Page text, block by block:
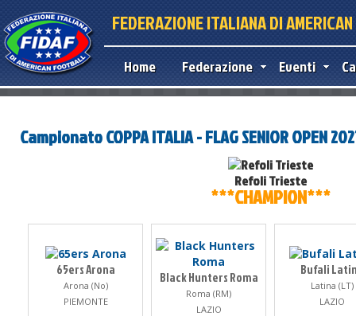
FEDERAZIONE ITALIANA DI
Home Federazione Eventi
Campionato COPPA ITALIA - FLAG SENIOR OPEN
Refoli Trieste
***CHAMPION***
65ers Arona
Arona (No)
PIEMONTE
Black Hunters Roma
Roma (RM)
LAZIO
Bufali
Latina (LT)
LAZIO